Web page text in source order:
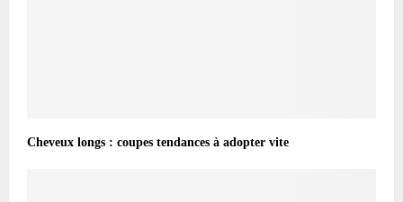
Cheveux longs : coupes tendances à adopter vite